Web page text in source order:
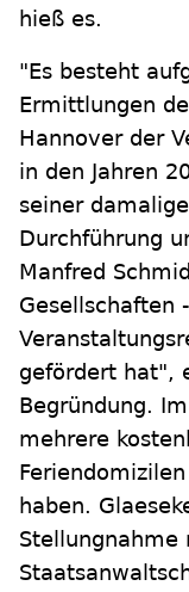
hieß es.
"Es besteht
Ermittlungen
Hannover der
in den Jahren
seiner
Durchführung
Manfred
Gesellschaften
gefördert hat",
Begründung.
mehrere
haben.
Stellungnahme